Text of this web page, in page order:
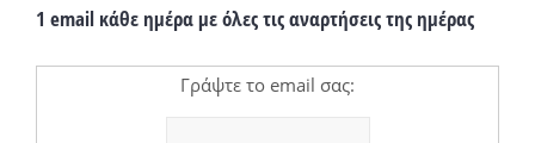
1 email κάθε ημέρα με όλες τις αναρτήσεις της ημέρας
Γράψτε το email σας: